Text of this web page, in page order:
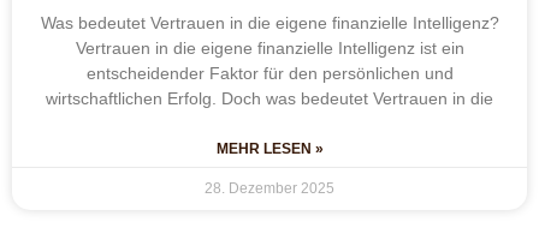
Was bedeutet Vertrauen in die eigene finanzielle Intelligenz?
Vertrauen in die eigene finanzielle Intelligenz ist ein
entscheidender Faktor für den persönlichen und
wirtschaftlichen Erfolg. Doch was bedeutet Vertrauen in die
MEHR LESEN »
28. Dezember 2025